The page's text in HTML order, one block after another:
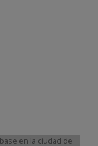
en la ciudad de